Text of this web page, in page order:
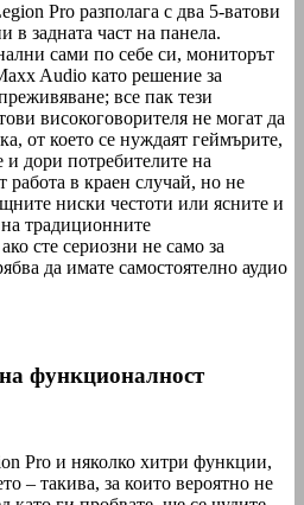
Pro разполага с два 5-ватови
в задната част на панела.
сами по себе си, мониторът
Audio като решение за
все пак тези
високоговорителя не могат да
от което се нуждаят геймърите,
и дори потребителите на
в краен случай, но не
ниски честоти или ясните и
традиционните
сте сериозни не само за
да имате самостоятелно аудио
функционалност
Pro и няколко хитри функции,
– такива, за които вероятно не